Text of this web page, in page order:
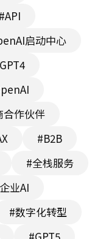
#API
启动中心
合作伙伴
#B2B
#全栈服务
业AI
#数字化转型